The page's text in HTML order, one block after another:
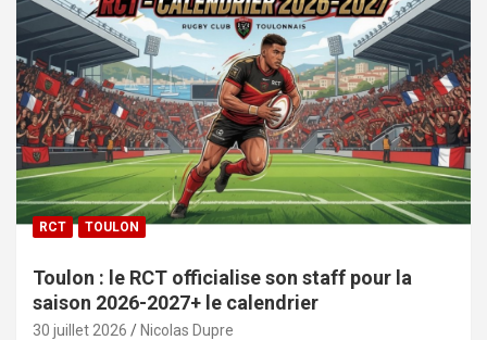
RCT TOULON
Toulon : le RCT officialise son staff pour la
saison 2026-2027+ le calendrier
30 juillet 2026 Nicolas Dupre